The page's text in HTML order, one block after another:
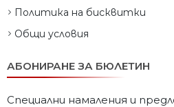
Политика на бисквитки
Общи условия
АБОНИРАНЕ ЗА БЮЛЕТИН
Специални намаления и